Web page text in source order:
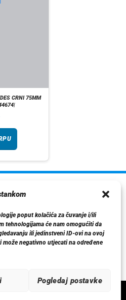
poput kolačića za čuvanje i/ili
tehnologijama će nam omogućiti da
ili jedinstveni ID-ovi na ovoj
negativno utjecati na određene
Pogledaj postavke
CRNI 75MM